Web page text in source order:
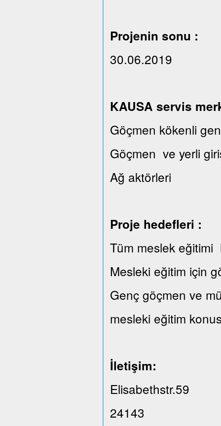
Projenin sonu :
30.06.2019
KAUSA servis
Göçmen kökenli
Göçmen ve yerli
Ağ aktörleri
Proje hedefleri :
Tüm meslek eğitimi
Mesleki eğitim için
Genç göçmen ve
mesleki eğitim
İletişim:
Elisabethstr.59
24143